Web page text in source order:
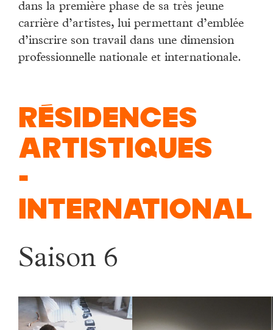
dans la première phase de sa très jeune
carrière d’artistes, lui permettant d’emblée
d’inscrire son travail dans une dimension
professionnelle nationale et internationale.
RÉSIDENCES
ARTISTIQUES
-
International
Saison 6